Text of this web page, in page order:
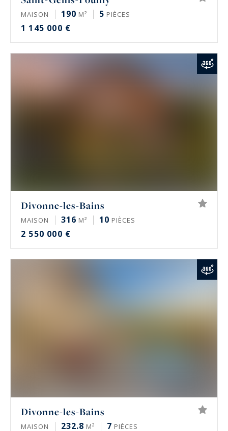
MAISON 190 M² 5 PIÈCES
1 145 000 €
Divonne-les-Bains
MAISON 316 M² 10 PIÈCES
2 550 000 €
Divonne-les-Bains
MAISON 232.8 M² 7 PIÈCES